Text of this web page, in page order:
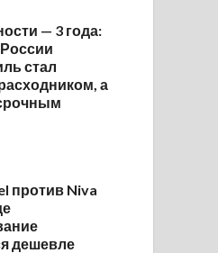
— 3 года:
стал
а
против Niva
дешевле